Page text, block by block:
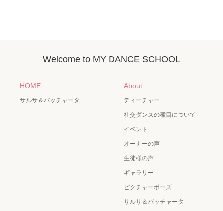
Welcome to MY DANCE SCHOOL
HOME
サルサ＆バッチャータ
About
ティーチャー
社交ダンスの種目について
イベント
オーナーの声
生徒様の声
ギャラリー
ピクチャーポーズ
サルサ＆バッチャータ